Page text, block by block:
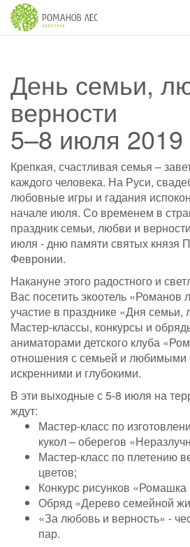
День семьи,
верности
5–8 июля 2019
Крепкая, счастливая семья –
каждого человека. На Руси,
любовные игры и гадания
начале июля. Со временем в
праздник семьи, любви и
июля - дню памяти святых князя
Февронии.
Накануне этого радостного и
Вас посетить экоотель «Романов
участие в празднике «Дня семьи,
Мастер-классы, конкурсы и
аниматорами детского клуба
отношения с семьей и
искренними и глубокими.
В эти выходные с 5-8 июля на
ждут:
Мастер-класс по
кукол – оберегов
Мастер-класс по плетению
цветов;
Конкурс рисунков
Обряд «Дерево семейной
«За любовь и верность» -
пар.